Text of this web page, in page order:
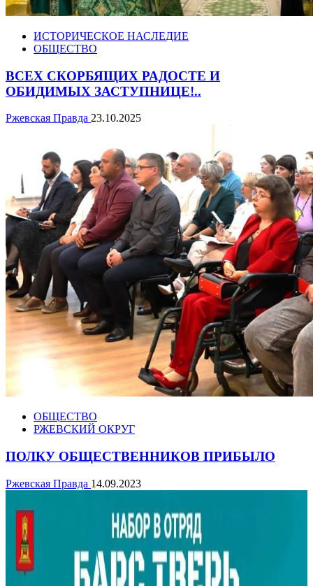
ИСТОРИЧЕСКОЕ НАСЛЕДИЕ
ОБЩЕСТВО
ВСЕХ СКОРБЯЩИХ РАДОСТЕ И
ОБИДИМЫХ ЗАСТУПНИЦЕ!..
Ржевская Правда 23.10.2025
ОБЩЕСТВО
РЖЕВСКИЙ ОКРУГ
ПОЛКУ ОБЩЕСТВЕННИКОВ ПРИБЫЛО
Ржевская Правда 14.09.2023